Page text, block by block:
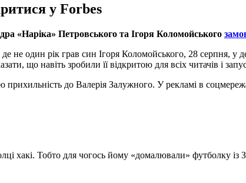
у Forbes
«Наріка» Петровського та Ігоря Коломойського
не один рік грав син Ігоря Коломойського, 28 серпня, у
що навіть зробили її відкритою для всіх читачів і
до Валерія Залужного. У рекламі в
хакі. Тобто для чогось йому «домалювали»